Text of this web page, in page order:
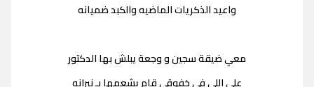
واعيد الذكريات الماضيه والكبد ضميانه
معي ضيقة سجين و وجعة يبلش بها الدكتور
على اللي في خفوقي قام يشعمها بـ نيرانه